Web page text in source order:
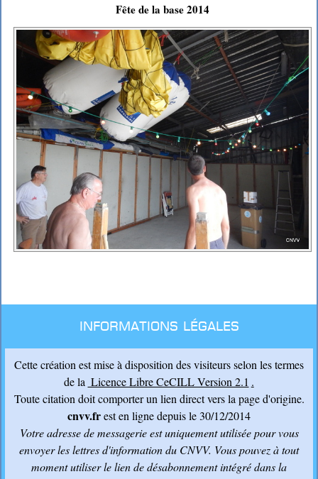
Fête de la base 2014
Informations légales
Cette création est mise à disposition des visiteurs selon les termes
de la Licence Libre CeCILL Version 2.1 .
Toute citation doit comporter un lien direct vers la page d'origine.
cnvv.frest en ligne depuis le 30/12/2014
Votre adresse de messagerie est uniquement utilisée pour vous
envoyer les lettres d'information du CNVV. Vous pouvez à tout
moment utiliser le lien de désabonnement intégré dans la